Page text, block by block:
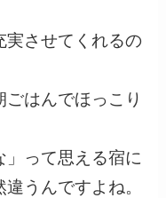
実させてくれるの
はんでほっこり
」って思える宿に
うんですよね。